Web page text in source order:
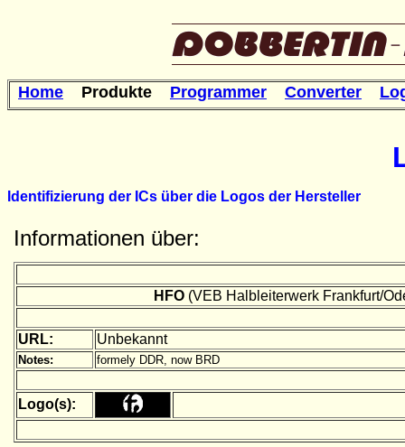
Home Produkte Programmer Converter
Identifizierung der ICs über die Logos der Hersteller
Informationen über:
HFO(VEB Halbleiterwerk Frankfurt/
URL: Unbekannt
Notes: formely DDR, now BRD
Logo(s):